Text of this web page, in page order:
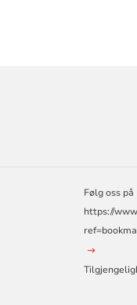
Følg oss på
https://